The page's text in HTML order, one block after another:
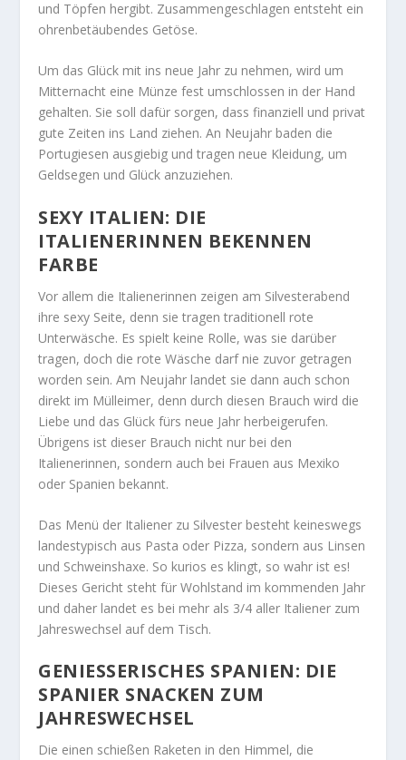
und Töpfen hergibt. Zusammengeschlagen entsteht ein
ohrenbetäubendes Getöse.
Um das Glück mit ins neue Jahr zu nehmen, wird um
Mitternacht eine Münze fest umschlossen in der Hand
gehalten. Sie soll dafür sorgen, dass finanziell und privat
gute Zeiten ins Land ziehen. An Neujahr baden die
Portugiesen ausgiebig und tragen neue Kleidung, um
Geldsegen und Glück anzuziehen.
SEXY ITALIEN: DIE
ITALIENERINNEN BEKENNEN
FARBE
Vor allem die Italienerinnen zeigen am Silvesterabend
ihre sexy Seite, denn sie tragen traditionell rote
Unterwäsche. Es spielt keine Rolle, was sie darüber
tragen, doch die rote Wäsche darf nie zuvor getragen
worden sein. Am Neujahr landet sie dann auch schon
direkt im Mülleimer, denn durch diesen Brauch wird die
Liebe und das Glück fürs neue Jahr herbeigerufen.
Übrigens ist dieser Brauch nicht nur bei den
Italienerinnen, sondern auch bei Frauen aus Mexiko
oder Spanien bekannt.
Das Menü der Italiener zu Silvester besteht keineswegs
landestypisch aus Pasta oder Pizza, sondern aus Linsen
und Schweinshaxe. So kurios es klingt, so wahr ist es!
Dieses Gericht steht für Wohlstand im kommenden Jahr
und daher landet es bei mehr als 3/4 aller Italiener zum
Jahreswechsel auf dem Tisch.
GENIESSERISCHES SPANIEN: DIE S
PANIER SNACKEN ZUM J
AHRESWECHSEL
Die einen schießen Raketen in den Himmel, die